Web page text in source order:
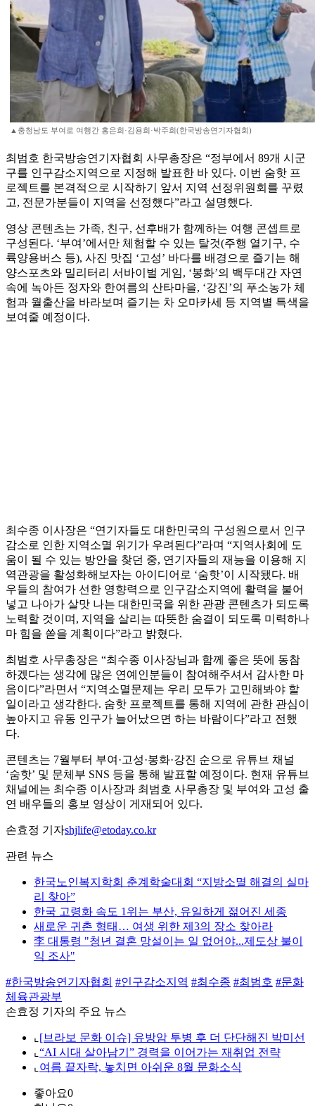
▲충청남도 부여로 여행간 홍은희·김용희·박주희(한국방송연기자협회)
최범호 한국방송연기자협회 사무총장은 “정부에서 89개 시군
구를 인구감소지역으로 지정해 발표한 바 있다. 이번 숨핫 프
로젝트를 본격적으로 시작하기 앞서 지역 선정위원회를 꾸렸
고, 전문가분들이 지역을 선정했다”라고 설명했다.
영상 콘텐츠는 가족, 친구, 선후배가 함께하는 여행 콘셉트로
구성된다. ‘부여’에서만 체험할 수 있는 탈것(주행 열기구, 수
륙양용버스 등), 사진 맛집 ‘고성’ 바다를 배경으로 즐기는 해
양스포츠와 밀리터리 서바이벌 게임, ‘봉화’의 백두대간 자연
속에 녹아든 정자와 한여름의 산타마을, ‘강진’의 푸소농가 체
험과 월출산을 바라보며 즐기는 차 오마카세 등 지역별 특색을
보여줄 예정이다.
최수종 이사장은 “연기자들도 대한민국의 구성원으로서 인구
감소로 인한 지역소멸 위기가 우려된다”라며 “지역사회에 도
움이 될 수 있는 방안을 찾던 중, 연기자들의 재능을 이용해 지
역관광을 활성화해보자는 아이디어로 ‘숨핫’이 시작됐다. 배
우들의 참여가 선한 영향력으로 인구감소지역에 활력을 불어
넣고 나아가 살맛 나는 대한민국을 위한 관광 콘텐츠가 되도록
노력할 것이며, 지역을 살리는 따뜻한 숨결이 되도록 미력하나
마 힘을 쏟을 계획이다”라고 밝혔다.
최범호 사무총장은 “최수종 이사장님과 함께 좋은 뜻에 동참
하겠다는 생각에 많은 연예인분들이 참여해주셔서 감사한 마
음이다”라면서 “지역소멸문제는 우리 모두가 고민해봐야 할
일이라고 생각한다. 숨핫 프로젝트를 통해 지역에 관한 관심이
높아지고 유동 인구가 늘어났으면 하는 바람이다”라고 전했
다.
콘텐츠는 7월부터 부여·고성·봉화·강진 순으로 유튜브 채널
‘숨핫’ 및 문체부 SNS 등을 통해 발표할 예정이다. 현재 유튜브
채널에는 최수종 이사장과 최범호 사무총장 및 부여와 고성 출
연 배우들의 홍보 영상이 게재되어 있다.
손효정 기자shjlife@etoday.co.kr
관련 뉴스
한국노인복지학회 춘계학술대회 “지방소멸 해결의 실마
리 찾아”
한국 고령화 속도 1위는 부산, 유일하게 젊어진 세종
새로운 귀촌 형태… 여생 위한 제3의 장소 찾아라
李 대통령 "청년 결혼 망설이는 일 없어야...제도상 불이
익 조사"
#한국방송연기자협회 #인구감소지역 #최수종 #최범호 #문화
체육관광부
손효정 기자의 주요 뉴스
⌞ [브라보 문화 이슈] 유방암 투병 후 더 단단해진 박미선
⌞ “AI 시대 살아남기” 경력을 이어가는 재취업 전략
⌞ 여름 끝자락, 놓치면 아쉬운 8월 문화소식
좋아요0